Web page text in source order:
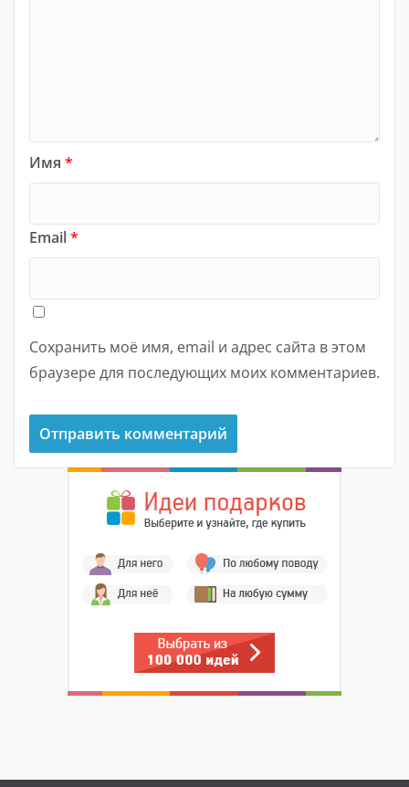
Имя *
Email*
Сохранить моё имя, email и адрес сайта в этом
браузере для последующих моих комментариев.